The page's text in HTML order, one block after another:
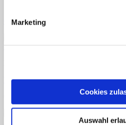
Marketing
Cookies
Auswahl
Gratismaterialien
Schnellansicht
Rentier zeichnen in 8 Schritten
Preisspanne: €1,90 bis